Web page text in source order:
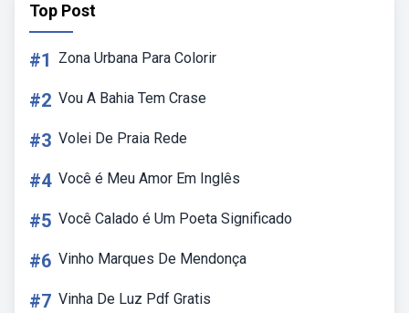
Top Post
#1 Zona Urbana Para Colorir
#2 Vou A Bahia Tem Crase
#3 Volei De Praia Rede
#4 Você é Meu Amor Em Inglês
#5 Você Calado é Um Poeta Significado
#6 Vinho Marques De Mendonça
#7 Vinha De Luz Pdf Gratis